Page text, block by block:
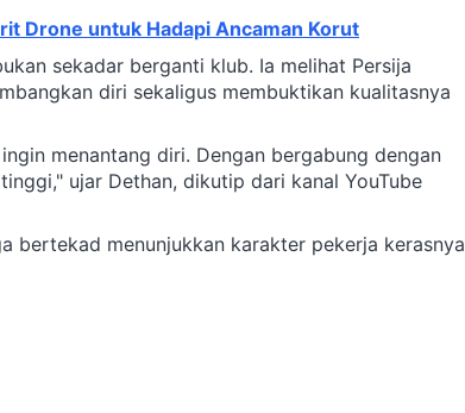
Drone untuk Hadapi Ancaman Korut
sekadar berganti klub. Ia melihat Persija
diri sekaligus membuktikan kualitasnya
menantang diri. Dengan bergabung dengan
ujar Dethan, dikutip dari kanal YouTube
bertekad menunjukkan karakter pekerja kerasnya